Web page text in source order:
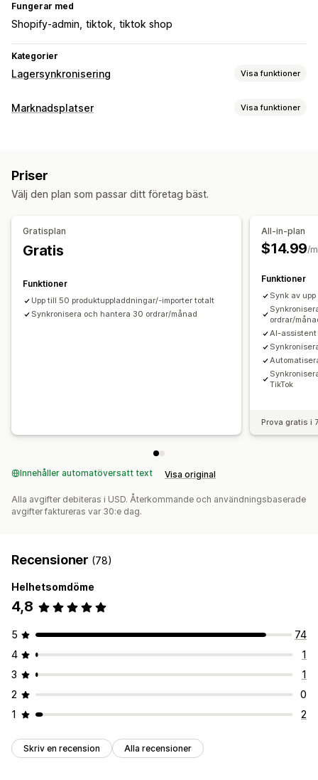
Fungerar med
Shopify-admin tiktok tiktok shop
Kategorier
Lagersynkronisering Visa funktioner
Synkroniseringstyp
Aviseringar och rapporter
Orderuppdateringar
Felrapporter
Lageraviseringar
Marknadsplatser Visa funktioner
Produktsynkronisering
Anpassade listningar
Lagersynkronisering
Priser
Välj den plan som passar ditt företag bäst.
Gratisplan
Gratis
Funktioner
Upp till 50 produktuppladdningar/-importer totalt
Synkronisera och hantera 30 ordrar/månad
All-in-plan
$14.99/
Funktioner
Synk av
ordrar/
AI-
TikTok
Prova gratis i
Innehåller automatöversatt text Visa original
Alla avgifter debiteras i USD. Återkommande och användningsbaserade
avgifter faktureras var 30:e dag.
Recensioner (78)
Helhetsomdöme
4,8
5
74
4
1
3
1
2
0
1
2
Skriv en recension Alla recensioner